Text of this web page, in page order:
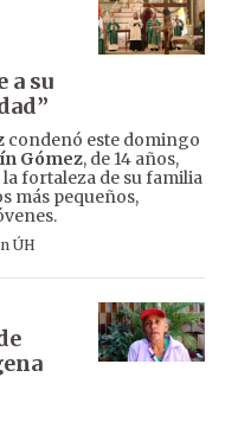
a su
condenó este domingo
Gómez, de 14 años,
la fortaleza de su familia
más pequeños,
ÚH